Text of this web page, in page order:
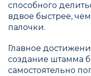
способного
вдвое быстрее,
палочки.
Главное
создание штамма
самостоятельно